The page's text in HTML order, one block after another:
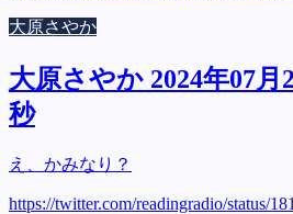
大原さやか
大原さやか 2024年07月
秒
え、かみなり？
https://twitter.com/readingradio/status/